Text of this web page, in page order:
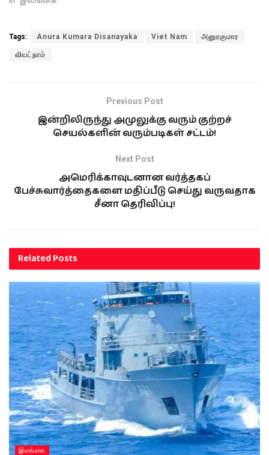
Tags: Anura Kumara Disanayaka Viet Nam அனுரகுமார
வியட்நாம்
Previous Post
இன்றிலிருந்து அமுலுக்கு வரும் குற்றச்
செயல்களின் வரும்படிகள் சட்டம்!
Next Post
அமெரிக்காவுடனான வர்த்தகப்
பேச்சுவார்த்தைகளை மதிப்பீடு செய்து வருவதாக
சீனா தெரிவிப்பு!
RelatedPosts
இலங்கை